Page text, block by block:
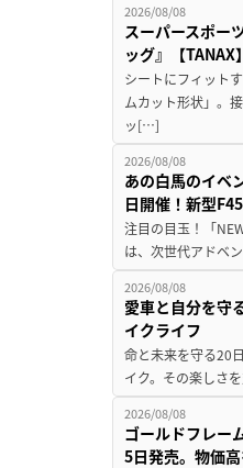
2026/08/08
スーパースポー
ッグ』【TANAX】
シートにフィット
ムカット形状」。
ッ[…]
2026/08/08
あの白馬のイベ
日開催！新型
注目の目玉！「
は、次世代アドベ
2026/08/08
愛車と自分を守
イクライフ
命と未来を守る20
イク。その楽しさ
2026/08/08
ゴールドフレー
5日発売。物価